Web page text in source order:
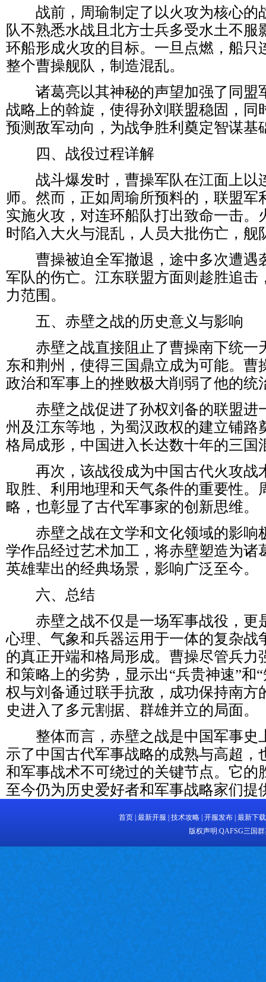
战前，周瑜制定了以火攻为核心的
队不熟悉水战且北方士兵多受水土不服
环船形成火攻的目标。一旦点燃，船只
整个曹操舰队，制造混乱。
诸葛亮以其神秘的声望加强了同盟
战略上的斡旋，使得孙刘联盟稳固，同
预测敌军动向，为战争胜利奠定智谋基
四、战役过程详解
战斗爆发时，曹操军队在江面上以
师。然而，正如周瑜所预料的，联盟军
实施火攻，对连环船队打出致命一击。
时陷入大火与混乱，人员大批伤亡，舰
曹操被迫全军撤退，途中多次遭遇
军队的伤亡。江东联盟方面则趁胜追击
力范围。
五、赤壁之战的历史意义与影响
赤壁之战直接阻止了曹操南下统一
东和荆州，使得三国鼎立成为可能。曹
政治和军事上的挫败极大削弱了他的统
赤壁之战促进了孙权刘备的联盟进
州及江东等地，为蜀汉政权的建立铺路
格局成形，中国进入长达数十年的三国
再次，该战役成为中国古代火攻战
取胜、利用地理和天气条件的重要性。
略，也彰显了古代军事家的创新思维。
赤壁之战在文学和文化领域的影响
学作品经过艺术加工，将赤壁塑造为诸
英雄辈出的经典场景，影响广泛至今。
六、总结
赤壁之战不仅是一场军事战役，更
心理、气象和兵器运用于一体的复杂战
的真正开端和格局形成。曹操尽管兵力
和策略上的劣势，显示出“兵贵神速”和
权与刘备通过联手抗敌，成功保持南方
史进入了多元割据、群雄并立的局面。
整体而言，赤壁之战是中国军事史
示了中国古代军事战略的成熟与高超，
和军事战术不可绕过的关键节点。它的
至今仍为历史爱好者和军事战略家们提
首页| 最新开服 技术攻略| 开服发布| 最新下载
版权声明:QAFSG三国